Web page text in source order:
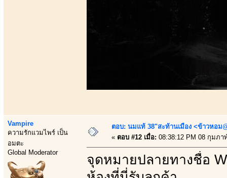
Vampire
ความรักแวมไพร์ เป็น
อมตะ
Global Moderator
ตอบ: นมแท้ 38"สะท้านเมือง <ข้าวหอม
« ตอบ #12 เมื่อ: 08:38:12 PM 08 กุมภา
จุดหมายปลายทางชื่อ